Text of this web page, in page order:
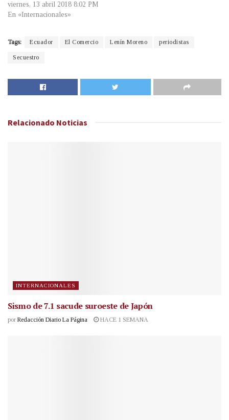
viernes, 13 abril 2018 8:02 PM
En «Internacionales»
Tags: Ecuador El Comercio Lenín Moreno periodistas
Secuestro
Relacionado Noticias
INTERNACIONALES
Sismo de 7.1 sacude suroeste de Japón
por Redacción Diario La Página HACE 1 SEMANA